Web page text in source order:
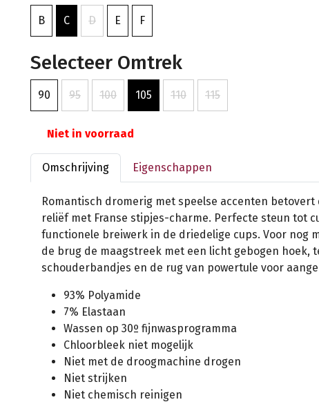
B C D E F
Selecteer Omtrek
90 95 100 105 110 115
Niet in voorraad
Omschrijving Eigenschappen
Romantisch dromerig met speelse accenten
reliëf met Franse stipjes-charme. Perfecte steun tot
functionele breiwerk in de driedelige cups. Voor nog
de brug de maagstreek met een licht gebogen hoek,
schouderbandjes en de rug van powertule voor
93% Polyamide
7% Elastaan
Wassen op 30º fijnwasprogramma
Chloorbleek niet mogelijk
Niet met de droogmachine drogen
Niet strijken
Niet chemisch reinigen